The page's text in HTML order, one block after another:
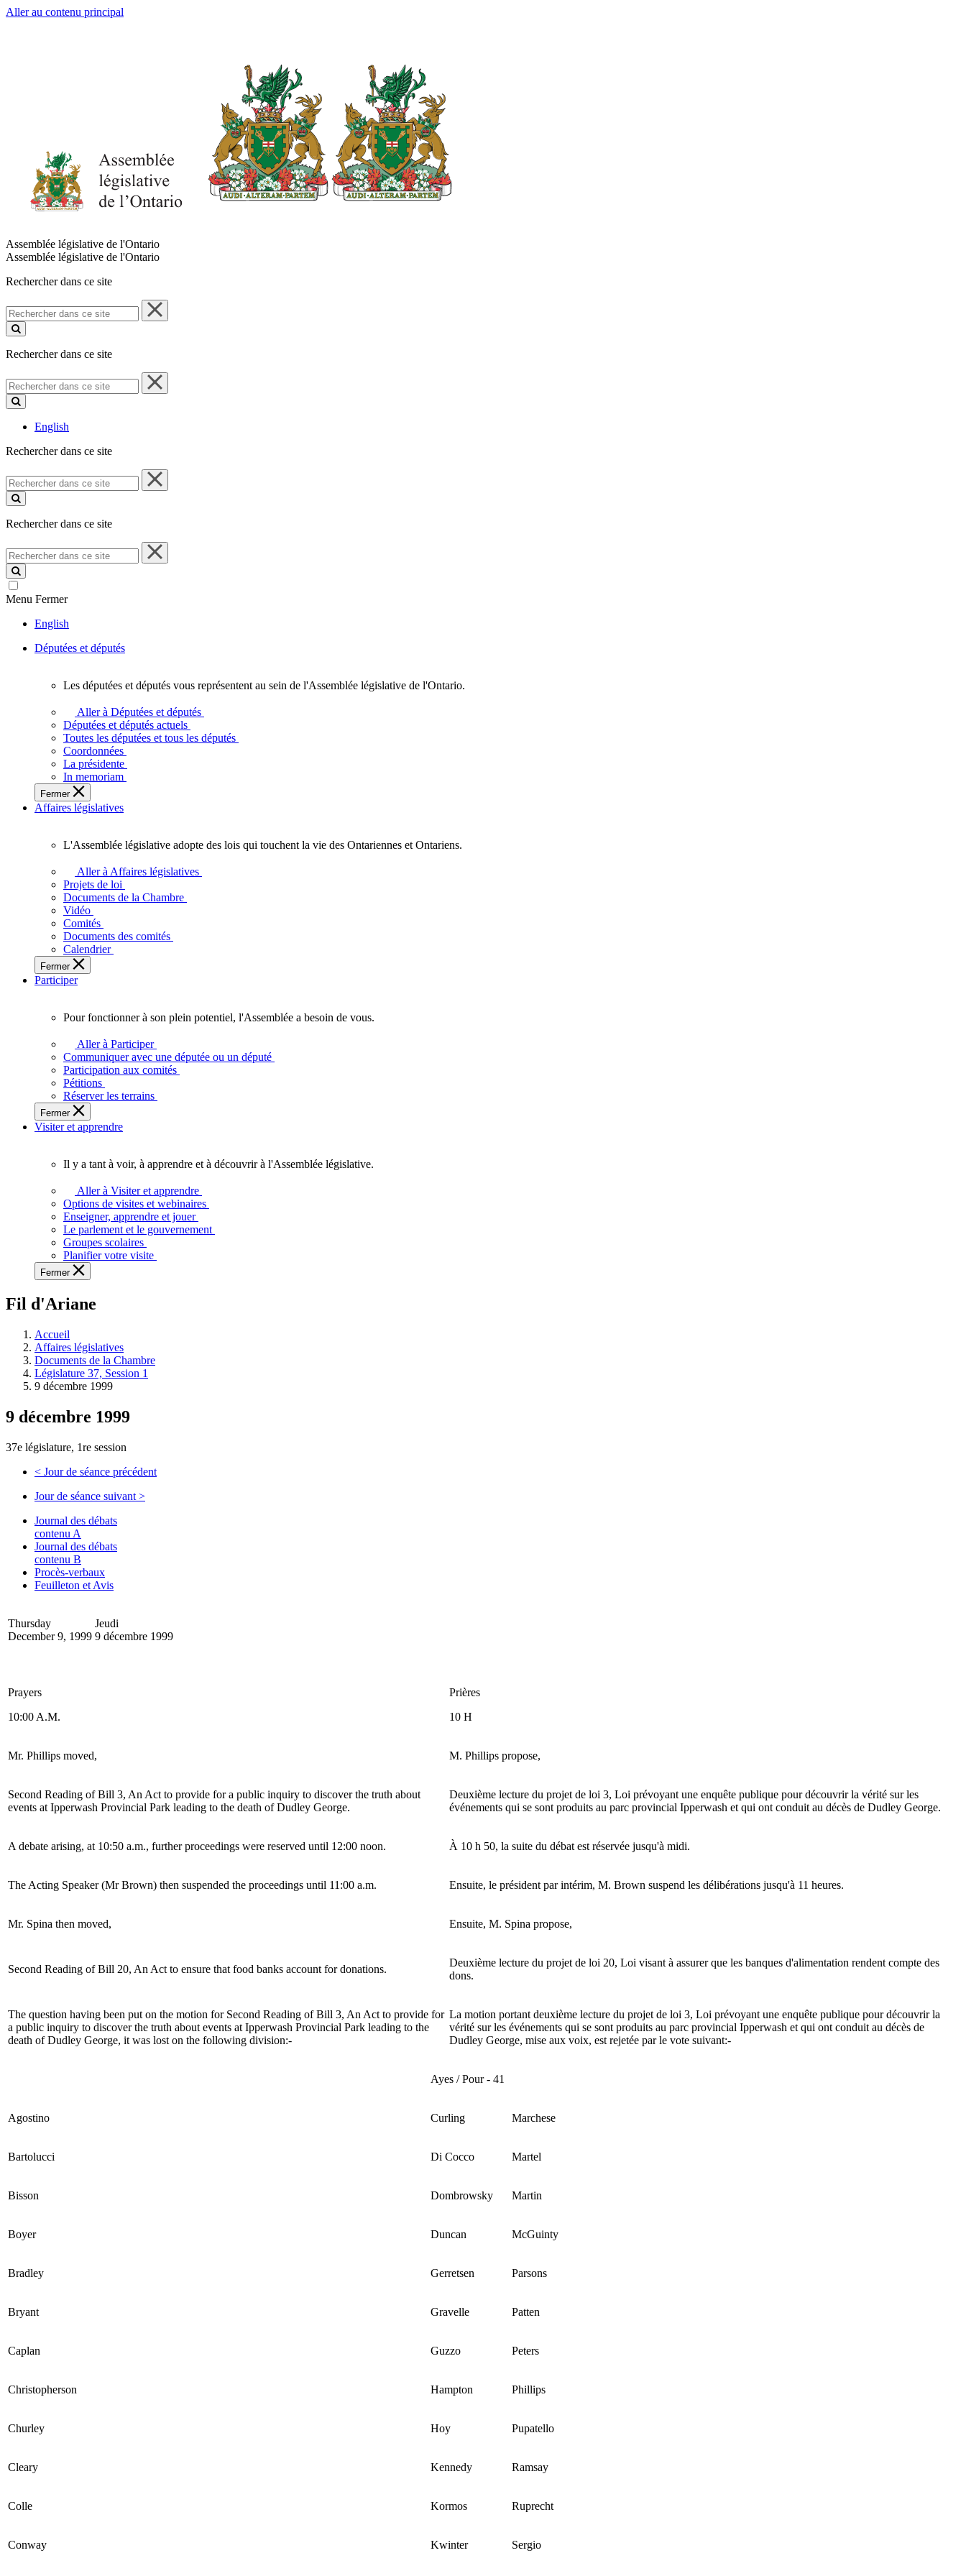
Aller au contenu principal
Assemblée législative de l'Ontario
Assemblée législative de l'Ontario
Rechercher dans ce site
Rechercher
dans
ce
Rechercher dans ce site
Rechercher
dans
ce
English
Rechercher dans ce site
Rechercher
dans
ce
Rechercher dans ce site
Rechercher
dans
ce
site
Menu Fermer
English
Députées et députés
députées
députés
vous
représentent
sein
de
l'Assemblée
l'Ontario.
Les députées et députés vous représentent au sein de l'Assemblée législative de l'Ontario.
Aller à Députées et députés
Députées et députés actuels
Toutes les députées et tous les députés
Coordonnées
La présidente
In memoriam
Fermer
Affaires législatives
législative
adopte
touchent
vie
des
Ontariennes
Ontariens.
L'Assemblée législative adopte des lois qui touchent la vie des Ontariennes et Ontariens.
Aller à Affaires législatives
Projets de loi
Documents de la Chambre
Vidéo
Comités
Documents des comités
Calendrier
Fermer
Participer
fonctionner
plein
potentiel,
l'Assemblée
a
besoin
Pour fonctionner à son plein potentiel, l'Assemblée a besoin de vous.
Aller à Participer
Communiquer avec une députée ou un député
Participation aux comités
Pétitions
Réserver les terrains
Fermer
Visiter et apprendre
voir,
apprendre
et
découvrir
l'Assemblée
législative.
Il y a tant à voir, à apprendre et à découvrir à l'Assemblée législative.
Aller à Visiter et apprendre
Options de visites et webinaires
Enseigner, apprendre et jouer
Le parlement et le gouvernement
Groupes scolaires
Planifier votre visite
Fermer
Fil d'Ariane
Accueil
Affaires législatives
Documents de la Chambre
Législature 37, Session 1
9 décembre 1999
9 décembre 1999
37e législature, 1re session
< Jour de séance précédent
Jour de séance suivant >
Journal des débats
contenu A
Journal des débats
contenu B
Procès-verbaux
Feuilleton et Avis
Thursday
December 9, 1999
Jeudi
9 décembre 1999
Prayers
10:00 A.M.
Prières
10 H
Mr. Phillips moved, M. Phillips propose,
Second Reading of Bill 3, An Act to provide for a public inquiry to discover the truth about
events at Ipperwash Provincial Park leading to the death of Dudley George.
Deuxième lecture du projet de loi 3, Loi prévoyant une enquête publique pour découvrir la vérité sur les
événements qui se sont produits au parc provincial Ipperwash et qui ont conduit au décès de Dudley George.
A debate arising, at 10:50 a.m., further proceedings were reserved until 12:00 noon. À 10 h 50, la suite du débat est réservée jusqu'à midi.
The Acting Speaker (Mr Brown) then suspended the proceedings until 11:00 a.m. Ensuite, le président par intérim, M. Brown suspend les délibérations jusqu'à 11 heures.
Mr. Spina then moved, Ensuite, M. Spina propose,
Second Reading of Bill 20, An Act to ensure that food banks account for donations.
Deuxième lecture du projet de loi 20, Loi visant à assurer que les banques d'alimentation rendent compte des
dons.
The question having been put on the motion for Second Reading of Bill 3, An Act to provide for
a public inquiry to discover the truth about events at Ipperwash Provincial Park leading to the
death of Dudley George, it was lost on the following division:-
La motion portant deuxième lecture du projet de loi 3, Loi prévoyant une enquête publique pour découvrir la
vérité sur les événements qui se sont produits au parc provincial Ipperwash et qui ont conduit au décès de
Dudley George, mise aux voix, est rejetée par le vote suivant:-
Ayes / Pour - 41
Agostino Curling Marchese
Bartolucci Di Cocco Martel
Bisson Dombrowsky Martin
Boyer Duncan McGuinty
Bradley Gerretsen Parsons
Bryant Gravelle Patten
Caplan Guzzo Peters
Christopherson Hampton Phillips
Churley Hoy Pupatello
Cleary Kennedy Ramsay
Colle Kormos Ruprecht
Conway Kwinter Sergio